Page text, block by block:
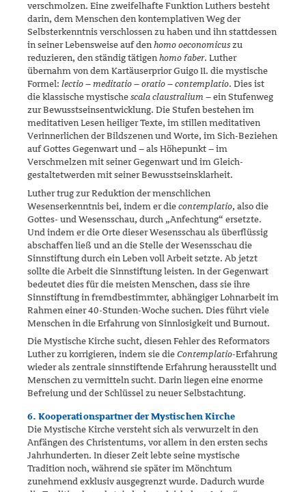
verschmolzen. Eine zweifelhafte Funktion Luthers besteht
darin, dem Menschen den kontemplativen Weg der
Selbsterkenntnis verschlossen zu haben und ihn stattdessen
in seiner Lebensweise auf denhomo oeconomicuszu
reduzieren, den ständig tätigenhomo faber. Luther
übernahm von dem Kartäuserprior Guigo II. die mystische
Formel: lectio – meditatio – oratio – contemplatio. Dies ist
die klassische mystische scala claustralium – ein Stufenweg
zur Bewusstseinsentwicklung. Die Stufen bestehen im
medi­tativen Lesen heiliger Texte, im stillen medi­tativen
Verinnerlichen der Bildszenen und Worte, im Sich-Beziehen
auf Gottes Gegenwart und – als Höhepunkt – im
Verschmelzen mit seiner Gegenwart und im Gleich­
gestaltetwerden mit seiner Bewusstseinsklarheit.
Luther trug zur Reduktion der menschlichen
Wesenserkenntnis bei, indem er die contemplatio, also die
Gottes- und Wesensschau, durch „Anfechtung“ ersetzte.
Und indem er die Orte dieser Wesensschau als überflüssig
abschaffen ließ und an die Stelle der Wesensschau die
Sinnstiftung durch ein Leben voll Arbeit setzte. Ab jetzt
sollte die Arbeit die Sinn­stiftung leisten. In der Gegenwart
bedeutet dies für die meisten Menschen, dass sie ihre
Sinnstiftung in fremdbestimmter, abhängiger Lohnarbeit im
Rahmen einer 40-Stunden-Woche suchen. Dies führt viele
Menschen in die Erfahrung von Sinnlosigkeit und Burnout.
Die Mystische Kirche sucht, diesen Fehler des Reformators
Luther zu korrigieren, indem sie die Contemplatio-Erfahrung
wieder als zentrale sinnstiftende Erfahrung herausstellt und
Menschen zu vermitteln sucht. Darin liegen eine enorme
Befreiung und der Schlüssel zu neuer Selbstachtung.
6. Kooperationspartner der Mystischen Kirche
Die Mystische Kirche versteht sich als verwurzelt in den
Anfängen des Christentums, vor allem in den ersten sechs
Jahrhunderten. In dieser Zeit lebte seine mystische
Tradition noch, während sie später im Mönchtum
zunehmend exklusiv ausgegrenzt wurde. Dadurch wurde